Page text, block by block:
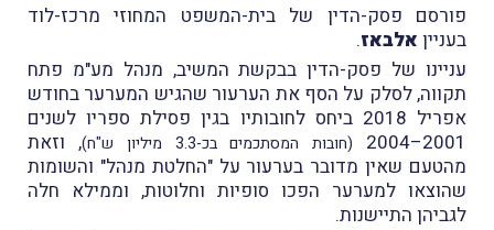
פורסם פסק-הדין של בית-המשפט המחוזי מרכז-לוד
בעניין אלבאז.
עניינו של פסק-הדין בבקשת המשיב, מנהל מע"מ פתח
תקווה, לסלק על הסף את הערעור שהגיש המערער בחודש
אפריל 2018 ביחס לחובותיו בגין פסילת ספריו לשנים
2001–2004
(חובות המסתכמים בכ-3.3 מיליון ש"ח)
, וזאת
מהטעם שאין מדובר בערעור על "החלטת מנהל" והשומות
שהוצאו למערער הפכו סופיות וחלוטות, וממילא חלה
לגביהן התיישנות.